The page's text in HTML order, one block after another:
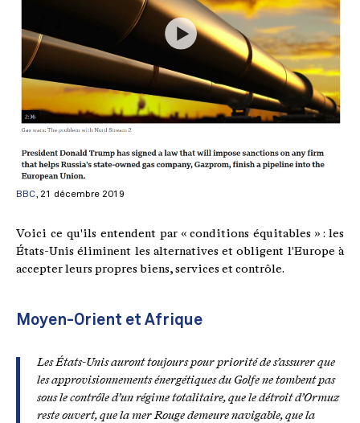
BBC, 21 décembre 2019
Voici ce qu'ils entendent par « conditions équitables » : les
États-Unis éliminent les alternatives et obligent l'Europe à
accepter leurs propres biens, services et contrôle.
Moyen-Orient et Afrique
Les États-Unis auront toujours pour priorité de s’assurer que
les approvisionnements énergétiques du Golfe ne tombent pas
sous le contrôle d’un régime totalitaire, que le détroit d’Ormuz
reste ouvert, que la mer Rouge demeure navigable, que la